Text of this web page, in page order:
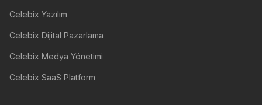
Celebix Yazılım
Celebix Dijital Pazarlama
Celebix Medya Yönetimi
Celebix SaaS Platform